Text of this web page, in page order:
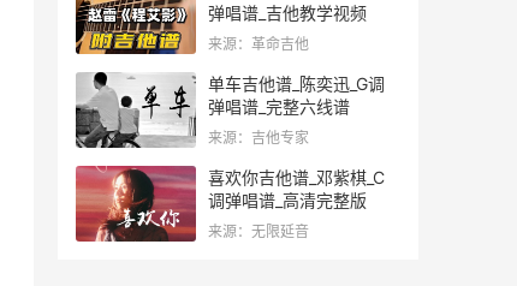
弹唱谱_吉他教学视频
来源：革命吉他
单车吉他谱_陈奕迅_G调
弹唱谱_完整六线谱
来源：吉他专家
喜欢你吉他谱_邓紫棋_C
调弹唱谱_高清完整版
来源：无限延音